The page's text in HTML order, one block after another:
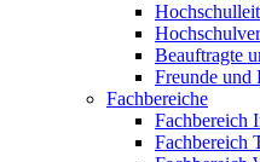
Beauftragte
Freunde und
Fachbereiche
Fachbereich
Fachbereich